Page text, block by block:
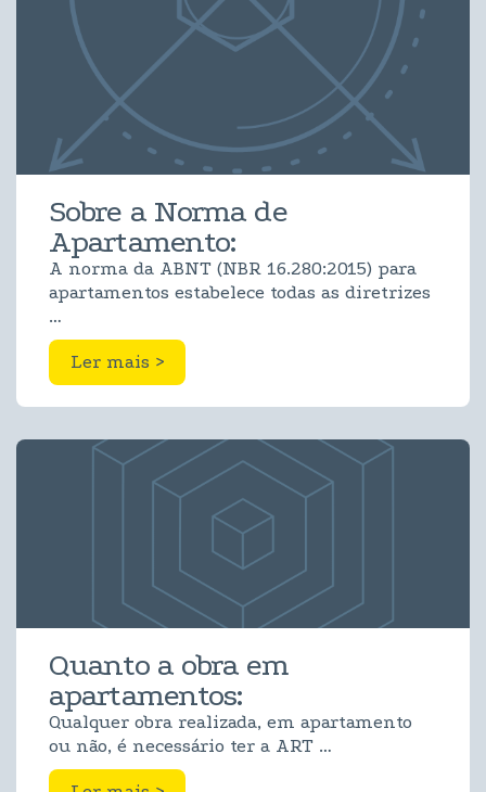
Sobre a Norma de
Apartamento:
A norma da ABNT (NBR 16.280:2015) para
apartamentos estabelece todas as diretrizes
…
Ler mais >
Quanto a obra em
apartamentos:
Qualquer obra realizada, em apartamento
ou não, é necessário ter a ART …